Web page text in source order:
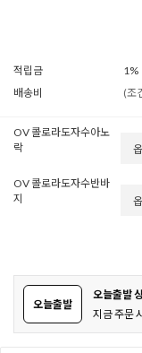
적립금
1%
배송비
(조
OV 콜로라도자수아노
락
OV 콜로라도자수반바
지
오늘출발
오늘출발
지금 주문